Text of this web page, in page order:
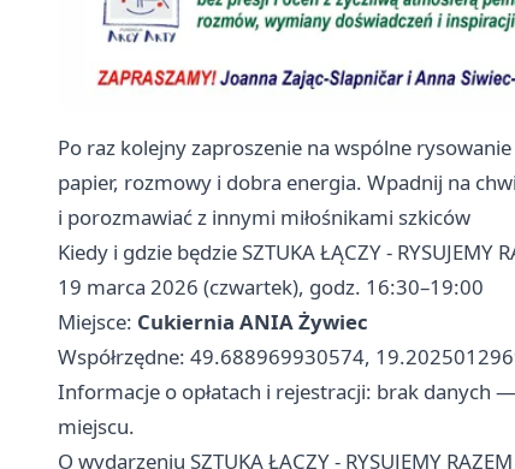
Po raz kolejny zaproszenie na wspólne
papier, rozmowy i dobra energia. Wpadnij na
i porozmawiać z innymi miłośnikami szkiców
Kiedy i gdzie będzie SZTUKA ŁĄCZY - RYSUJEMY
19 marca 2026 (czwartek), godz. 16:30–19:00
Miejsce: Cukiernia ANIA Żywiec
Współrzędne: 49.688969930574,
Informacje o opłatach i rejestracji: brak danych
miejscu.
O wydarzeniu SZTUKA ŁĄCZY - RYSUJEMY RAZEM